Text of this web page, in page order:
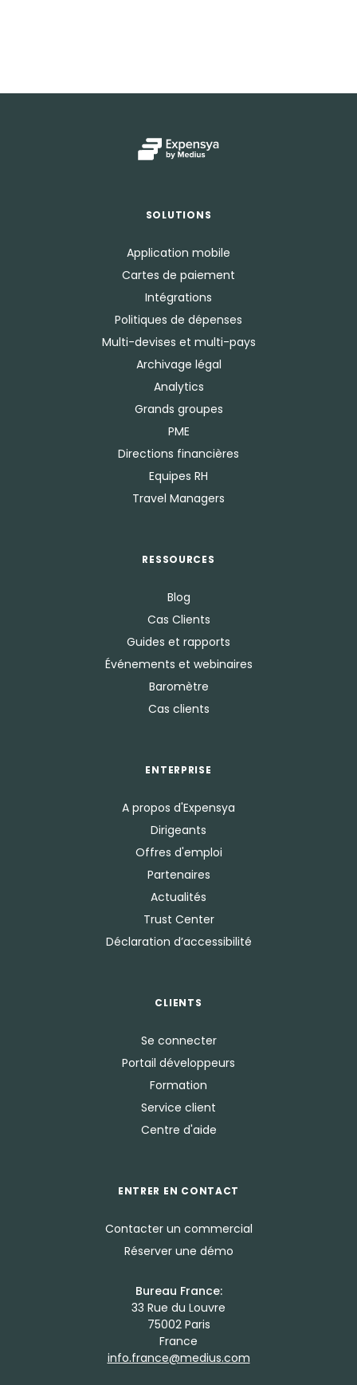
SOLUTIONS
Application mobile
Cartes de paiement
Intégrations
Politiques de dépenses
Multi-devises et multi-pays
Archivage légal
Analytics
Grands groupes
PME
Directions financières
Equipes RH
Travel Managers
RESSOURCES
Blog
Cas Clients
Guides et rapports
Événements et webinaires
Baromètre
Cas clients
ENTERPRISE
A propos d'Expensya
Dirigeants
Offres d'emploi
Partenaires
Actualités
Trust Center
Déclaration d’accessibilité
CLIENTS
Se connecter
Portail développeurs
Formation
Service client
Centre d'aide
ENTRER EN CONTACT
Contacter un commercial
Réserver une démo
Bureau France:
33 Rue du Louvre
75002 Paris
France
info.france@medius.com